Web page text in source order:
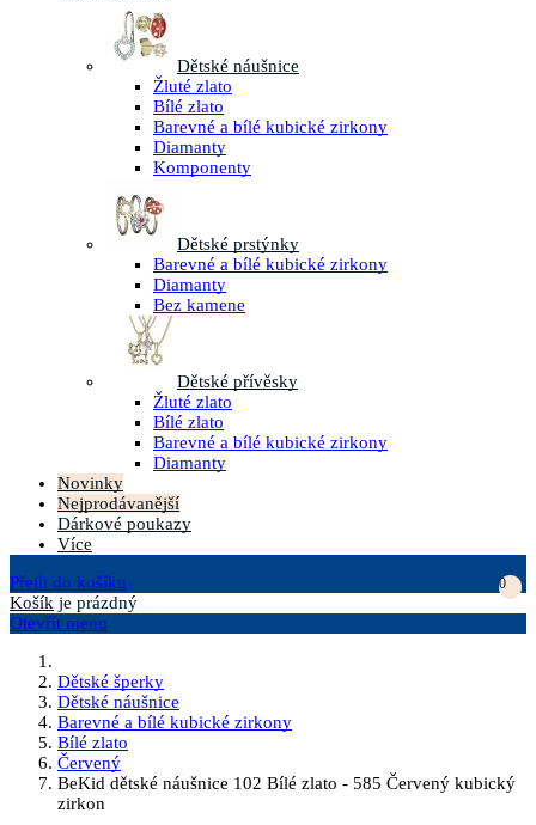
Dětské náušnice
Žluté zlato
Bílé zlato
Barevné a bílé kubické zirkony
Diamanty
Komponenty
Dětské prstýnky
Barevné a bílé kubické zirkony
Diamanty
Bez kamene
Dětské přívěsky
Žluté zlato
Bílé zlato
Barevné a bílé kubické zirkony
Diamanty
Novinky
Nejprodávanější
Dárkové poukazy
Více
Přejít do košíku
0
Košík je prázdný
Otevřít menu
Dětské šperky
Dětské náušnice
Barevné a bílé kubické zirkony
Bílé zlato
Červený
BeKid dětské náušnice 102 Bílé zlato - 585 Červený kubický
zirkon